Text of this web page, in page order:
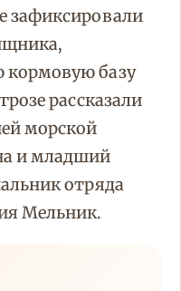
базу
рассказали
морской
и младший
отряда
Мельник.